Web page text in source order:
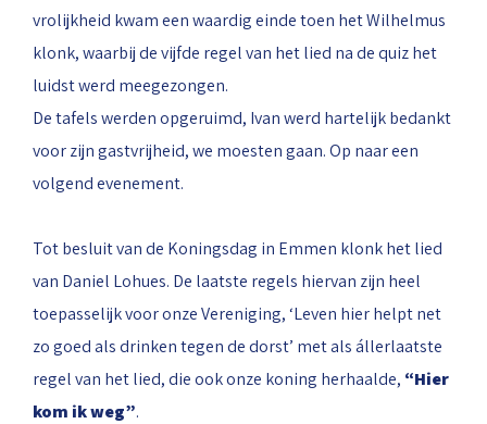
vrolijkheid kwam een waardig einde toen het Wilhelmus
klonk, waarbij de vijfde regel van het lied na de quiz het
luidst werd meegezongen.
De tafels werden opgeruimd, Ivan werd hartelijk bedankt
voor zijn gastvrijheid, we moesten gaan. Op naar een
volgend evenement.
Tot besluit van de Koningsdag in Emmen klonk het lied
van Daniel Lohues. De laatste regels hiervan zijn heel
toepasselijk voor onze Vereniging, ‘Leven hier helpt net
zo goed als drinken tegen de dorst’ met als állerlaatste
regel van het lied, die ook onze koning herhaalde, “Hier
kom ik weg”.